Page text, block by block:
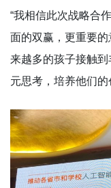
“我相信此次战略合
面的双赢，更重要
来越多的孩子接触
元思考，培养他们的